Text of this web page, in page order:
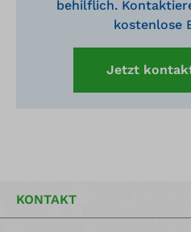
behilflich.
kostenlose
Jetzt
KONTAKT